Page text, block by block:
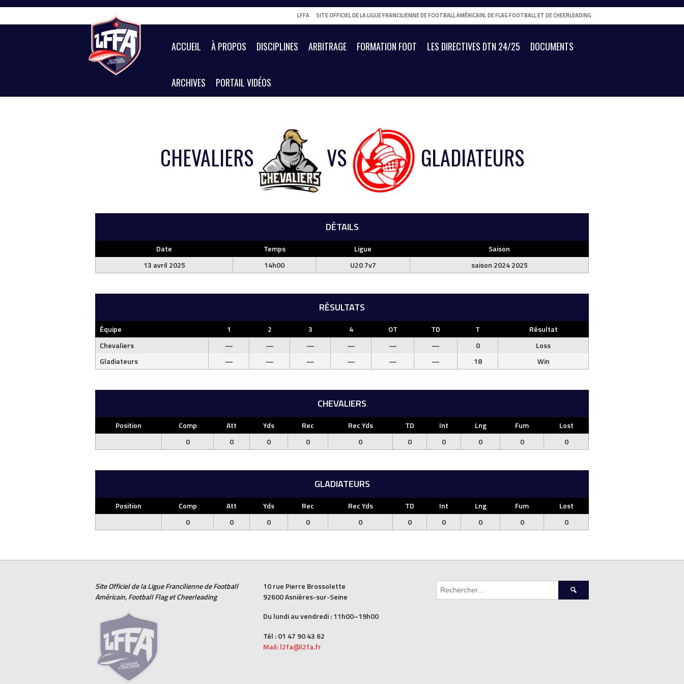
Skip
content
LFFA SITE OFFICIEL DE LA LIGUE FRANCILIENNE DE FOOTBALL AMÉRICAIN, DE FLAG FOOTBALL ET DE CHEERLEADING
ACCUEIL À PROPOS DISCIPLINES ARBITRAGE FORMATION FOOT LES DIRECTIVES DTN 24/25 DOCUMENTS
ARCHIVES PORTAIL VIDÉOS
CHEVALIERS VS GLADIATEURS
DÉTAILS
Date Temps Ligue
Saison
13 avril 2025
14h00 U20 7v7 saison 2024 2025
RÉSULTATS
Équipe 1 2 3 4 OT TD T
Résultat
Chevaliers
— — — — — — 0
Loss
Gladiateurs
— — — — — — 18 Win
CHEVALIERS
Position Comp Att Yds Rec Rec Yds TD Int Lng Fum
Lost
0
0 0 0 0 0 0 0 0 0
GLADIATEURS
Position Comp Att Yds Rec Rec Yds TD Int Lng Fum
Lost
0
0 0 0 0 0 0 0 0 0
Site Officiel de la Ligue Francilienne deFootball
Américain,Football FlagetCheerleading
10 rue Pierre Brossolette
92600 Asnières-sur-Seine
Du lundi au vendredi : 11h00–19h00
Tél : 01 47 90 43 62
Mail: l2fa@l2fa.fr
Rechercher :